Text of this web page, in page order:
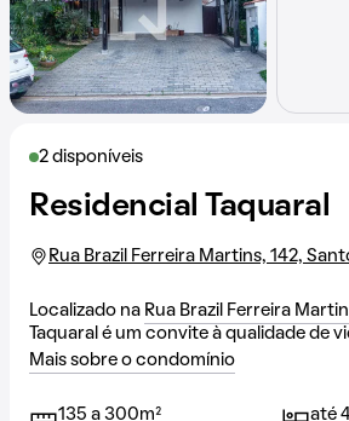
2 disponíveis
Residencial Taquaral
Rua Brazil Ferreira Martins, 142,
Localizado na Rua Brazil Ferreira
Taquaral é um convite à qualidade de
Mais sobre o condomínio
135 a 300m² até